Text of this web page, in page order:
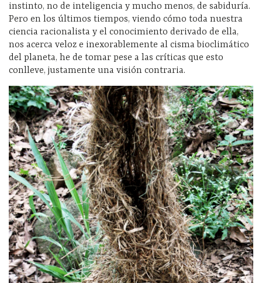
instinto, no de inteligencia y mucho menos, de sabiduría.
Pero en los últimos tiempos, viendo cómo toda nuestra
ciencia racionalista y el conocimiento derivado de ella,
nos acerca veloz e inexorablemente al cisma bioclimático
del planeta, he de tomar pese a las críticas que esto
conlleve, justamente una visión contraria.